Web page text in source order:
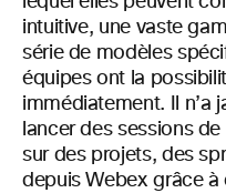
intuitive, une vaste
série de modèles
équipes ont la
immédiatement. Il n’a
lancer des sessions
sur des projets, des
depuis Webex grâce